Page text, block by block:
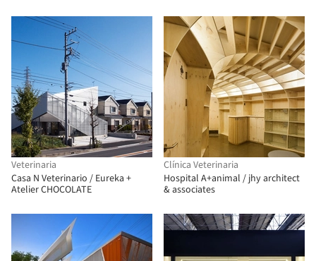
Veterinaria
Casa N Veterinario / Eureka +
Atelier CHOCOLATE
Clínica Veterinaria
Hospital A+animal / jhy architect
& associates